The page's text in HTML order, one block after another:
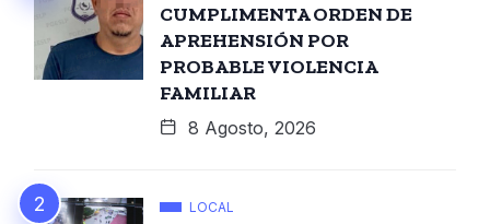
CUMPLIMENTA ORDEN DE
APREHENSIÓN POR
PROBABLE VIOLENCIA
FAMILIAR
8 Agosto, 2026
LOCAL